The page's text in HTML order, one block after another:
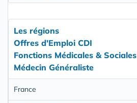
Les régions
Offres d'Emploi CDI
Fonctions Médicales & Sociales
Médecin Généraliste
France